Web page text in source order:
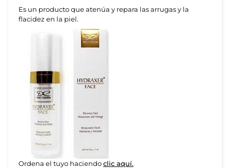
Es un producto que atenúa y repara las arrugas y la
flacidez en la piel.
Ordena el tuyo haciendoclic aquí.